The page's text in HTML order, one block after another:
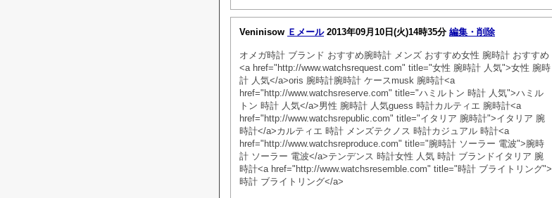
Veninisow Ｅメール 2013年09月10日(火)14時35分 編集・削除
オメガ時計 ブランド おすすめ腕時計 メンズ おすすめ女性 腕時計 おすすめ
<a href="http://www.watchsrequest.com" title="女性 腕時計 人気">女性 腕時
計 人気</a>oris 腕時計腕時計 ケースmusk 腕時計<a
href="http://www.watchsreserve.com" title="ハミルトン 時計 人気">ハミル
トン 時計 人気</a>男性 腕時計 人気guess 時計カルティエ 腕時計<a
href="http://www.watchsrepublic.com" title="イタリア 腕時計">イタリア 腕
時計</a>カルティエ 時計 メンズテクノス 時計カジュアル 時計<a
href="http://www.watchsreproduce.com" title="腕時計 ソーラー 電波">腕時
計 ソーラー 電波</a>テンデンス 時計女性 人気 時計 ブランドイタリア 腕
時計<a href="http://www.watchsresemble.com" title="時計 ブライトリング">
時計 ブライトリング</a>